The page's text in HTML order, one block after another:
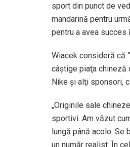
sport din punct de
mandarină pentru
pentru a avea succes
Wiacek consideră că
câştige piaţa chineză
Nike şi alţi sponsori,
„Originile sale
sportivi. Am văzut
lungă până acolo. Se
un număr realist. În